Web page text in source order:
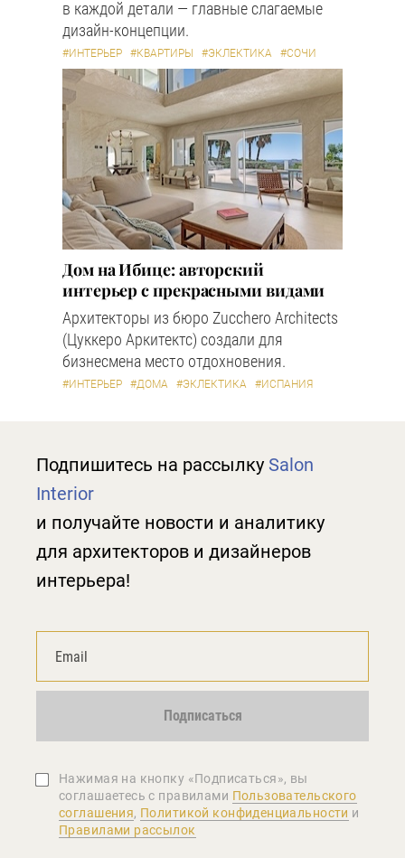
в каждой детали — главные слагаемые
дизайн-концепции.
#ИНТЕРЬЕР #КВАРТИРЫ #ЭКЛЕКТИКА #СОЧИ
Дом на Ибице: авторский
интерьер с прекрасными видами
Архитекторы из бюро Zucchero Architects
(Цуккеро Аркитектс) создали для
бизнесмена место отдохновения.
#ИНТЕРЬЕР #ДОМА #ЭКЛЕКТИКА #ИСПАНИЯ
Подпишитесь на рассылку Salon
Interior
и получайте новости и аналитику
для архитекторов и дизайнеров
интерьера!
Подписаться
Нажимая на кнопку «Подписаться», вы
соглашаетеcь с правилами Пользовательского
соглашения, Политикой конфиденциальности и
Правилами рассылок